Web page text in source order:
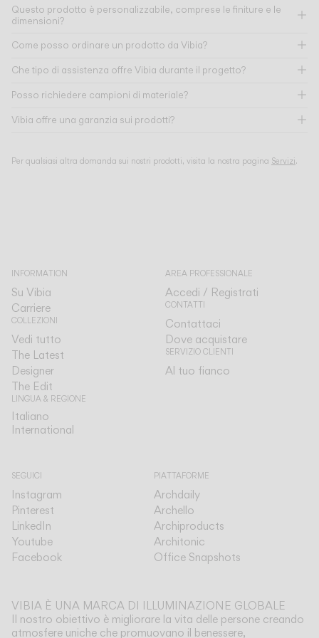
Questo prodotto è personalizzabile, comprese le finiture e le
dimensioni?
Come posso ordinare un prodotto da Vibia?
Che tipo di assistenza offre Vibia durante il progetto?
Posso richiedere campioni di materiale?
Vibia offre una garanzia sui prodotti?
Per qualsiasi altra domanda sui nostri prodotti, visita la nostra pagina Servizi.
INFORMATION
Su Vibia
Carriere
COLLEZIONI
Vedi tutto
The Latest
Designer
The Edit
LINGUA & REGIONE
Italiano
International
AREA PROFESSIONALE
Accedi / Registrati
CONTATTI
Contattaci
Dove acquistare
SERVIZIO CLIENTI
Al tuo fianco
SEGUICI
Instagram
Pinterest
LinkedIn
Youtube
Facebook
PIATTAFORME
Archdaily
Archello
Archiproducts
Architonic
Office Snapshots
VIBIA È UNA MARCA DI ILLUMINAZIONE GLOBALE
Il nostro obiettivo è migliorare la vita delle persone creando
atmosfere uniche che promuovano il benessere,